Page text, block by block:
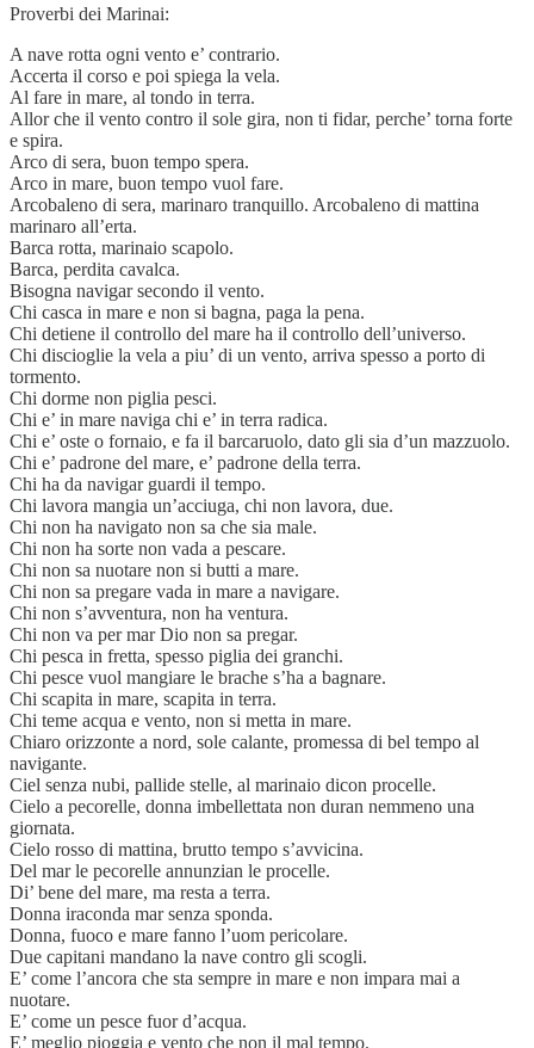
Proverbi dei Marinai:
A nave rotta ogni vento e’ contrario.
Accerta il corso e poi spiega la vela.
Al fare in mare, al tondo in terra.
Allor che il vento contro il sole gira, non ti fidar, perche’ torna forte
e spira.
Arco di sera, buon tempo spera.
Arco in mare, buon tempo vuol fare.
Arcobaleno di sera, marinaro tranquillo. Arcobaleno di mattina
marinaro all’erta.
Barca rotta, marinaio scapolo.
Barca, perdita cavalca.
Bisogna navigar secondo il vento.
Chi casca in mare e non si bagna, paga la pena.
Chi detiene il controllo del mare ha il controllo dell’universo.
Chi discioglie la vela a piu’ di un vento, arriva spesso a porto di
tormento.
Chi dorme non piglia pesci.
Chi e’ in mare naviga chi e’ in terra radica.
Chi e’ oste o fornaio, e fa il barcaruolo, dato gli sia d’un mazzuolo.
Chi e’ padrone del mare, e’ padrone della terra.
Chi ha da navigar guardi il tempo.
Chi lavora mangia un’acciuga, chi non lavora, due.
Chi non ha navigato non sa che sia male.
Chi non ha sorte non vada a pescare.
Chi non sa nuotare non si butti a mare.
Chi non sa pregare vada in mare a navigare.
Chi non s’avventura, non ha ventura.
Chi non va per mar Dio non sa pregar.
Chi pesca in fretta, spesso piglia dei granchi.
Chi pesce vuol mangiare le brache s’ha a bagnare.
Chi scapita in mare, scapita in terra.
Chi teme acqua e vento, non si metta in mare.
Chiaro orizzonte a nord, sole calante, promessa di bel tempo al
navigante.
Ciel senza nubi, pallide stelle, al marinaio dicon procelle.
Cielo a pecorelle, donna imbellettata non duran nemmeno una
giornata.
Cielo rosso di mattina, brutto tempo s’avvicina.
Del mar le pecorelle annunzian le procelle.
Di’ bene del mare, ma resta a terra.
Donna iraconda mar senza sponda.
Donna, fuoco e mare fanno l’uom pericolare.
Due capitani mandano la nave contro gli scogli.
E’ come l’ancora che sta sempre in mare e non impara mai a
nuotare.
E’ come un pesce fuor d’acqua.
E’ meglio pioggia e vento che non il mal tempo.